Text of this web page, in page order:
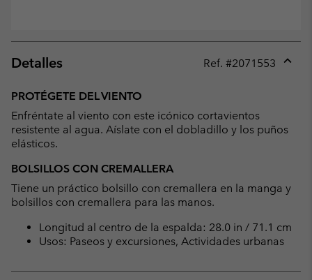
Detalles Ref. #2071553
PROTÉGETE DEL VIENTO
Enfréntate al viento con este icónico cortavientos
resistente al agua. Aíslate con el dobladillo y los puños
elásticos.
BOLSILLOS CON CREMALLERA
Tiene un práctico bolsillo con cremallera en la manga y
bolsillos con cremallera para las manos.
Longitud al centro de la espalda: 28.0 in / 71.1 cm
Usos: Paseos y excursiones, Actividades urbanas